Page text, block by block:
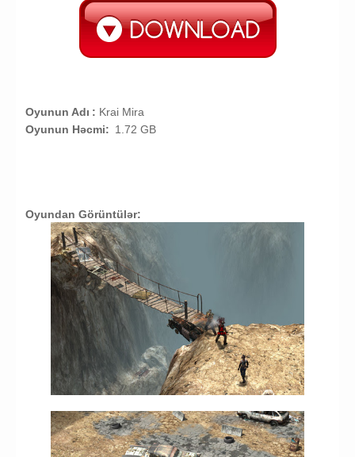
Oyunun Adı : Krai Mira
Oyunun Həcmi: 1.72 GB
Oyundan Görüntülər: